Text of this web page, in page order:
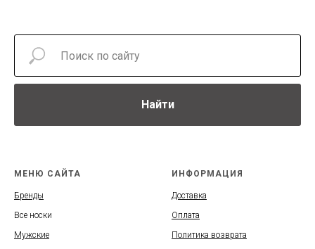
Найти
МЕНЮ САЙТА
Бренды
Все носки
Мужские
ИНФОРМАЦИЯ
Доставка
Оплата
Политика возврата